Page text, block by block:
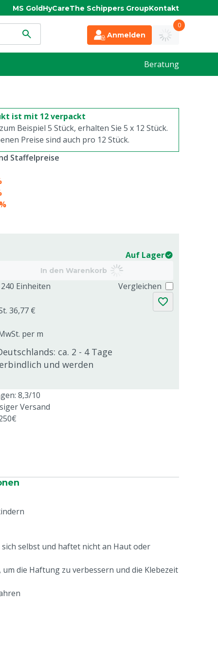
MS GoldHyCareThe Schippers GroupKontakt
Anmelden
0
Beratung
ist mit 12 verpackt
Beispiel 5 Stück, erhalten Sie 5 x 12 Stück.
Preise sind auch pro 12 Stück.
Auf Lager
In den Warenkorb
240 Einheiten
36,77 €
per m
ca. 2 - 4 Tage
und werden
Vergleichen
Staffelpreise
8,3/10
Versand
selbst und haftet nicht an Haut oder
die Haftung zu verbessern und die Klebezeit